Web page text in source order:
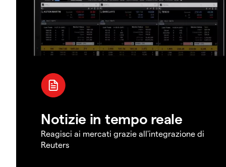
Notizie in tempo reale
Reagisci ai mercati grazie all'integrazione di
Reuters